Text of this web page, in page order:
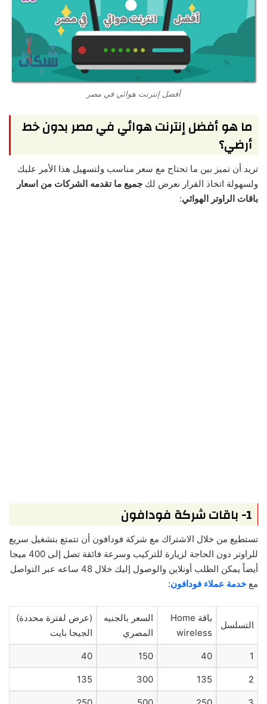
أفضل إنترنت هوائي في مصر
ما هو أفضل إنترنت هوائي في مصر بدون خط
أرضي؟
تريد أن تميز بين ما تحتاج مع سعر مناسب ولتسهيل هذا الأمر عليك
ولسهولة اتخاذ القرار نعرض لك جميع ما تقدمه الشركات من اسعار
باقات الراوتر الهوائي:
1- باقات شركة فودافون
تستطيع من خلال الاشتراك مع شركة فودافون أن تتمتع بتشغيل سريع
للراوتر دون الحاجة لزيارة للتركيب وسرعة فائقة تصل إلى 400 ميجا
أيضاً يمكن الطلب أونلاين والوصول إليك خلال 48 ساعه عبر التواصل
مع خدمة عملاء فودافون:
التسلسل
باقة Home
wireless
السعر بالجنيه
المصري
(عرض لفترة محددة)
الجيجا بايت
1
40
150
40
2
135
300
135